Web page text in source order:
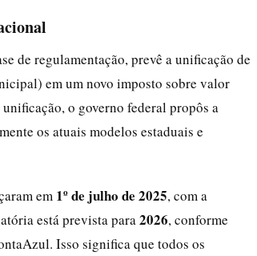
de regulamentação, prevê a unificação de
em um novo imposto sobre valor
o governo federal propôs a
os atuais modelos estaduais e
em 1º de julho de 2025, com a
está prevista para 2026, conforme
Isso significa que todos os